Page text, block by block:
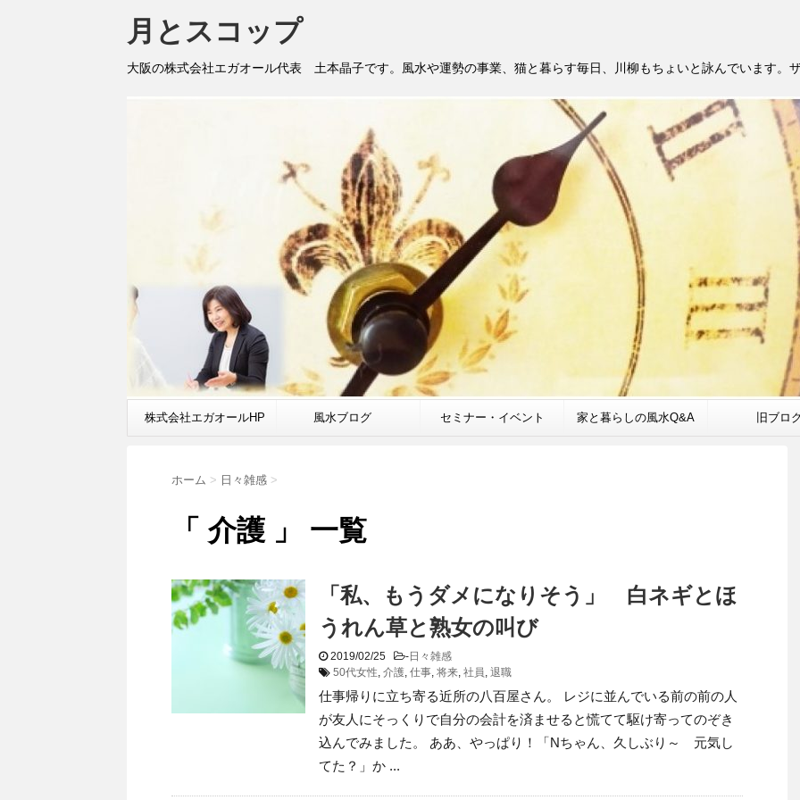
月とスコップ
大阪の株式会社エガオール代表 土本晶子です。風水や運勢の事業、猫と暮らす毎日、川柳もちょいと詠んでいます。
株式会社エガオールHP 風水ブログ セミナー・イベント 家と暮らしの風水Q&A 旧ブロ
ホーム > 日々雑感 >
「 介護 」 一覧
「私、もうダメになりそう」 白ネギとほ
うれん草と熟女の叫び
2019/02/25 -日々雑感
50代女性, 介護, 仕事, 将来, 社員, 退職
仕事帰りに立ち寄る近所の八百屋さん。 レジに並んでいる前の前の人
が友人にそっくりで自分の会計を済ませると慌てて駆け寄ってのぞき
込んでみました。 ああ、やっぱり！「Nちゃん、久しぶり～ 元気し
てた？」か ...